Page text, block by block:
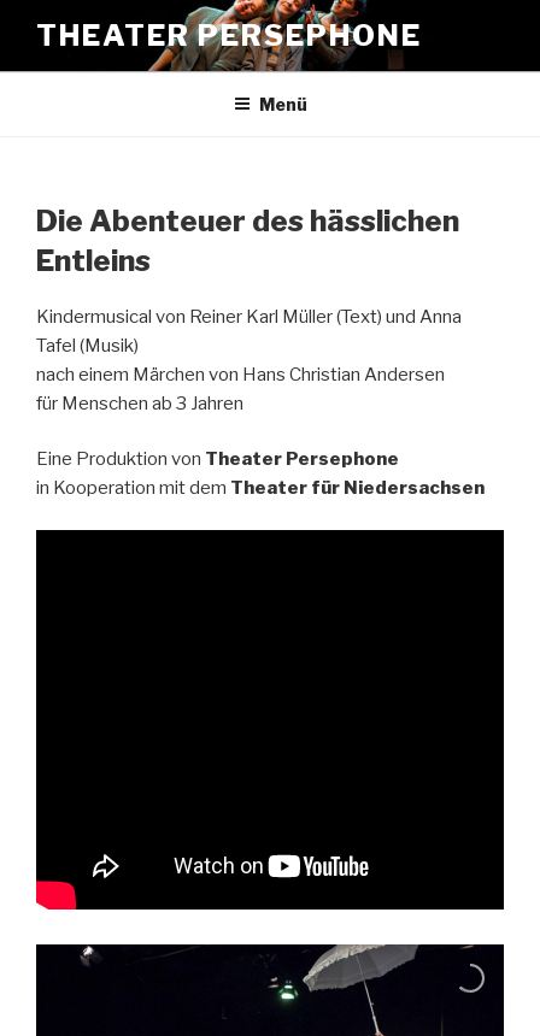
Inhalt
springen
THEATER PERSEPHONE
Menü
Die Abenteuer des hässlichen
Entleins
Kindermusical von Reiner Karl Müller (Text) und Anna
Tafel (Musik)
nach einem Märchen von Hans Christian Andersen
für Menschen ab 3 Jahren
Eine Produktion von Theater Persephone
in Kooperation mit dem Theater für Niedersachsen